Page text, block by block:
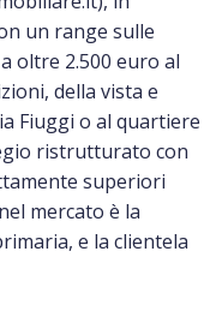
un range sulle
oltre 2.500 euro al
della vista e
Fiuggi o al quartiere
ristrutturato con
superiori
mercato è la
e la clientela